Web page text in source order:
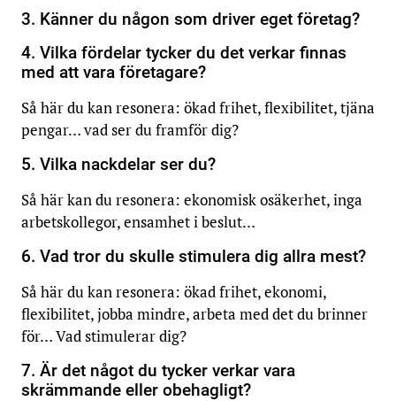
3. Känner du någon som driver eget företag?
4. Vilka fördelar tycker du det verkar finnas
med att vara företagare?
Så här du kan resonera: ökad frihet, flexibilitet, tjäna
pengar… vad ser du framför dig?
5. Vilka nackdelar ser du?
Så här kan du resonera: ekonomisk osäkerhet, inga
arbetskollegor, ensamhet i beslut…
6. Vad tror du skulle stimulera dig allra mest?
Så här du kan resonera: ökad frihet, ekonomi,
flexibilitet, jobba mindre, arbeta med det du brinner
för… Vad stimulerar dig?
7. Är det något du tycker verkar vara
skrämmande eller obehagligt?